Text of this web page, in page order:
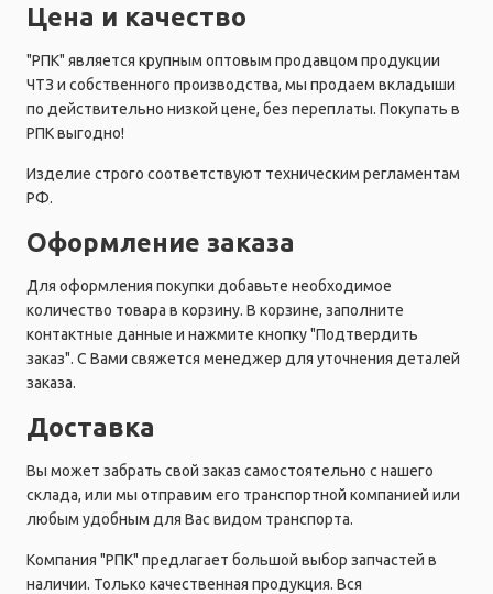
Цена и качество
"РПК" является крупным оптовым продавцом продукции
ЧТЗ и собственного производства, мы продаем вкладыши
по действительно низкой цене, без переплаты. Покупать в
РПК выгодно!
Изделие строго соответствуют техническим регламентам
РФ.
Оформление заказа
Для оформления покупки добавьте необходимое
количество товара в корзину. В корзине, заполните
контактные данные и нажмите кнопку "Подтвердить
заказ". С Вами свяжется менеджер для уточнения деталей
заказа.
Доставка
Вы может забрать свой заказ самостоятельно с нашего
склада, или мы отправим его транспортной компанией или
любым удобным для Вас видом транспорта.
Компания "РПК" предлагает большой выбор запчастей в
наличии. Только качественная продукция. Вся